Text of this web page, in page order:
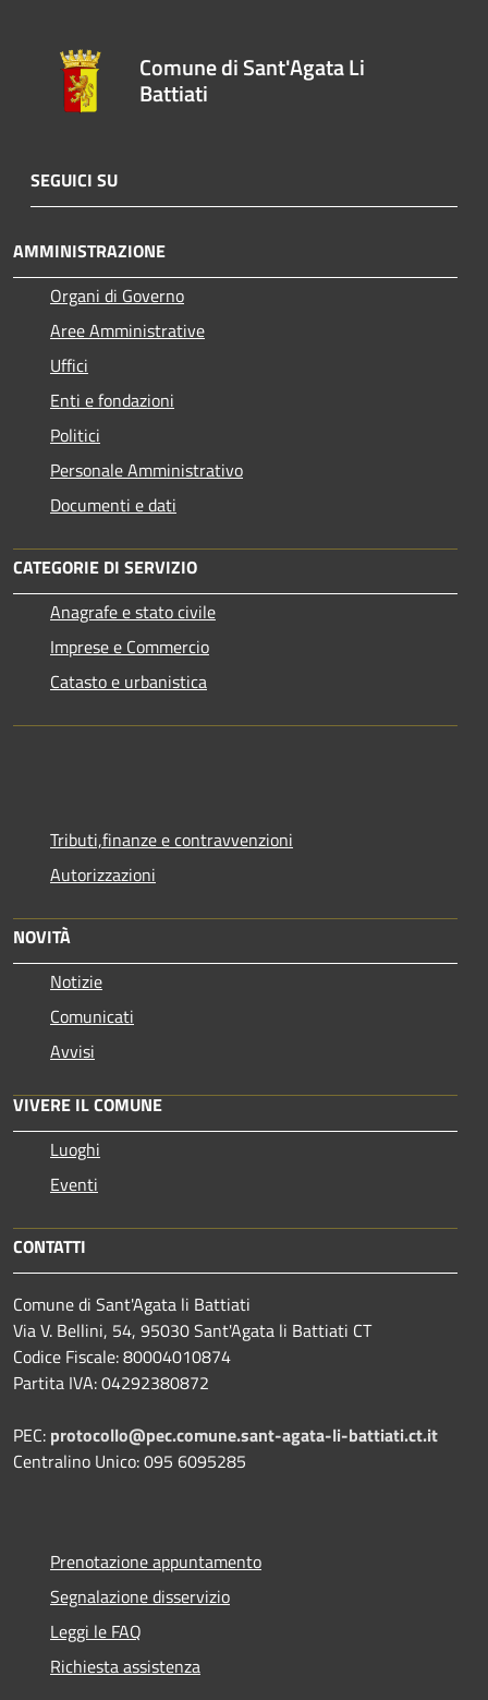
Comune di Sant'Agata Li
Battiati
SEGUICI SU
AMMINISTRAZIONE
Organi di Governo
Aree Amministrative
Uffici
Enti e fondazioni
Politici
Personale Amministrativo
Documenti e dati
CATEGORIE DI SERVIZIO
Anagrafe e stato civile
Imprese e Commercio
Catasto e urbanistica
Tributi,finanze e contravvenzioni
Autorizzazioni
NOVITÀ
Notizie
Comunicati
Avvisi
VIVERE IL COMUNE
Luoghi
Eventi
CONTATTI
Comune di Sant'Agata li Battiati
Via V. Bellini, 54, 95030 Sant'Agata li Battiati CT
Codice Fiscale: 80004010874
Partita IVA: 04292380872
PEC: protocollo@pec.comune.sant-agata-li-battiati.ct.it
Centralino Unico: 095 6095285
Prenotazione appuntamento
Segnalazione disservizio
Leggi le FAQ
Richiesta assistenza